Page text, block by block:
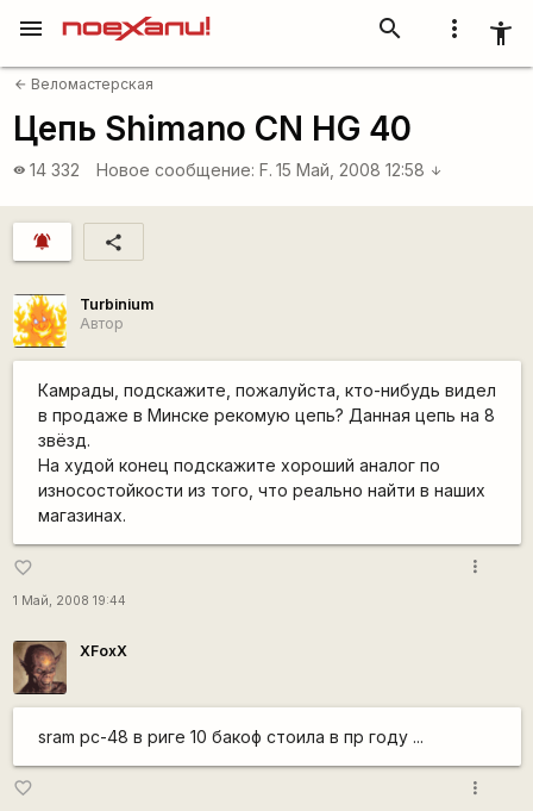
more_vert accessibility_new
search
menu
arrow_back Веломастерская
Цепь Shimano CN HG 40
visibility 14 332 Новое сообщение: F. 15 Май, 2008 12:58 arrow_downward
notifications_active share
Turbinium
Автор
Камрады, подскажите, пожалуйста, кто-нибудь видел
в продаже в Минске рекомую цепь? Данная цепь на 8
звёзд.
На худой конец подскажите хороший аналог по
износостойкости из того, что реально найти в наших
магазинах.
favorite_border
1 Май, 2008 19:44
more_vert
XFoxX
sram pc-48 в риге 10 бакоф стоила в пр году ...
favorite_border more_vert